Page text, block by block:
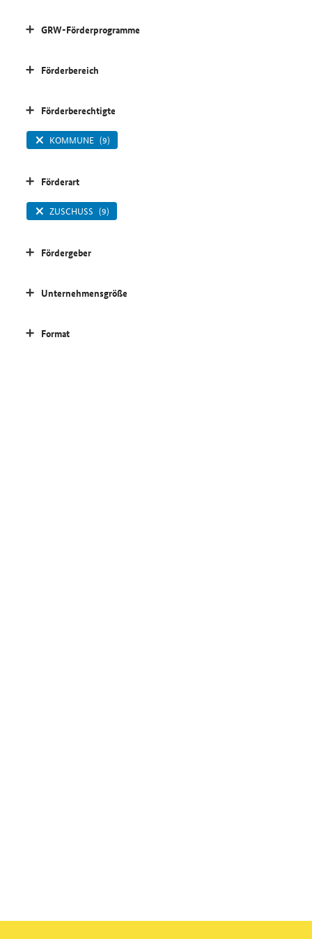
GRW-Förderprogramme
Förderbereich
Förderberechtigte
KOMMUNE (9)
Förderart
ZUSCHUSS (9)
Fördergeber
Unternehmensgröße
Format